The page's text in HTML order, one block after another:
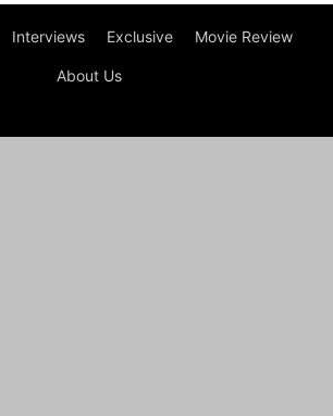
Interviews Exclusive Movie Review
About Us